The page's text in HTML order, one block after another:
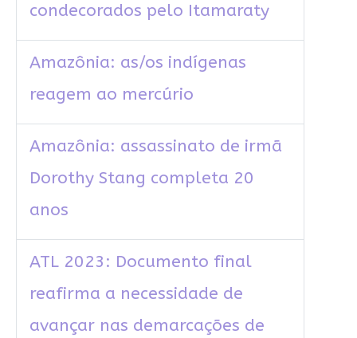
condecorados pelo Itamaraty
Amazônia: as/os indígenas
reagem ao mercúrio
Amazônia: assassinato de irmã
Dorothy Stang completa 20
anos
ATL 2023: Documento final
reafirma a necessidade de
avançar nas demarcações de